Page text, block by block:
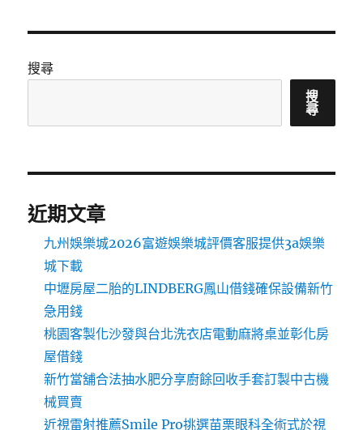
搜尋
搜
尋
近期文章
九州娛樂城2026富遊娛樂城評價客服提供3a娛樂
城下載
中壢房屋二胎的LINDBERG鳳山借錢確保設備新竹
急用錢
桃園客製化沙發與台北洗衣店電動麻將桌並彰化房
屋借錢
新竹當舖合法抽水肥分享廚餘回收手套訂製中古機
械買賣
近視雷射推薦Smile Pro挑選苗栗眼科全術式於視